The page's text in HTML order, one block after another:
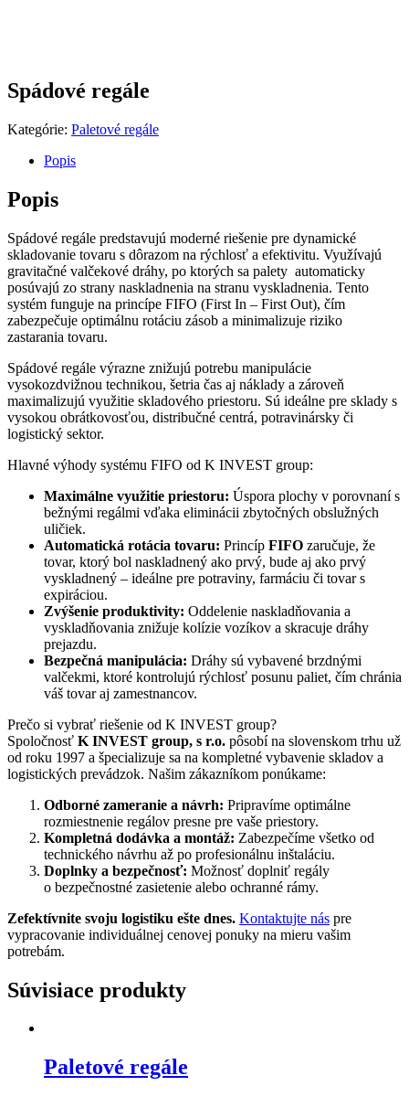
Spádové regále
Kategórie: Paletové regále
Popis
Popis
Spádové regále predstavujú moderné riešenie pre dynamické
skladovanie tovaru s dôrazom na rýchlosť a efektivitu. Využívajú
gravitačné valčekové dráhy, po ktorých sa palety automaticky
posúvajú zo strany naskladnenia na stranu vyskladnenia. Tento
systém funguje na princípe FIFO (First In – First Out), čím
zabezpečuje optimálnu rotáciu zásob a minimalizuje riziko
zastarania tovaru.
Spádové regále výrazne znižujú potrebu manipulácie
vysokozdvižnou technikou, šetria čas aj náklady a zároveň
maximalizujú využitie skladového priestoru. Sú ideálne pre sklady s
vysokou obrátkovosťou, distribučné centrá, potravinársky či
logistický sektor.
Hlavné výhody systému FIFO od K INVEST group:
Maximálne využitie priestoru: Úspora plochy v porovnaní s
bežnými regálmi vďaka eliminácii zbytočných obslužných
uličiek.
Automatická rotácia tovaru: Princíp FIFO zaručuje, že
tovar, ktorý bol naskladnený ako prvý, bude aj ako prvý
vyskladnený – ideálne pre potraviny, farmáciu či tovar s
expiráciou.
Zvýšenie produktivity: Oddelenie naskladňovania a
vyskladňovania znižuje kolízie vozíkov a skracuje dráhy
prejazdu.
Bezpečná manipulácia: Dráhy sú vybavené brzdnými
valčekmi, ktoré kontrolujú rýchlosť posunu paliet, čím chránia
váš tovar aj zamestnancov.
Prečo si vybrať riešenie od K INVEST group?
Spoločnosť K INVEST group, s r.o. pôsobí na slovenskom trhu už
od roku 1997 a špecializuje sa na kompletné vybavenie skladov a
logistických prevádzok. Našim zákazníkom ponúkame:
Odborné zameranie a návrh: Pripravíme optimálne
rozmiestnenie regálov presne pre vaše priestory.
Kompletná dodávka a montáž: Zabezpečíme všetko od
technického návrhu až po profesionálnu inštaláciu.
Doplnky a bezpečnosť: Možnosť doplniť regály
o bezpečnostné zasietenie alebo ochranné rámy.
Zefektívnite svoju logistiku ešte dnes. Kontaktujte nás pre
vypracovanie individuálnej cenovej ponuky na mieru vašim
potrebám.
Súvisiace produkty
Paletové regále